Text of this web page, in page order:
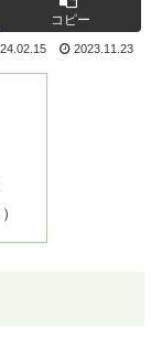
コピー
2023.11.23